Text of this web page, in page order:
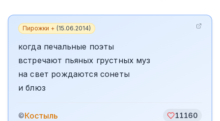
Пирожки + (15.06.2014)
когда печальные поэты
встречают пьяных грустных муз
на свет рождаются сонеты
и блюз
©Костыль 11160